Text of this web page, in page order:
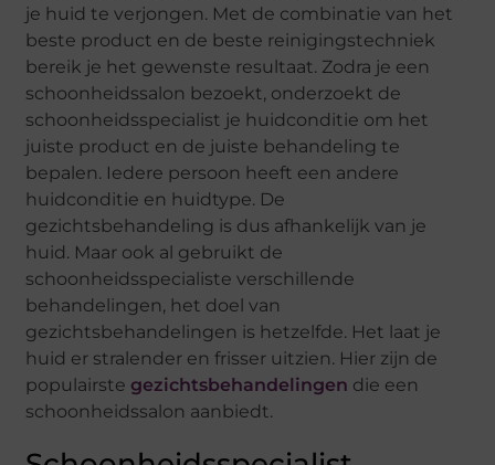
je huid te verjongen. Met de combinatie van het
beste product en de beste reinigingstechniek
bereik je het gewenste resultaat. Zodra je een
schoonheidssalon bezoekt, onderzoekt de
schoonheidsspecialist je huidconditie om het
juiste product en de juiste behandeling te
bepalen. Iedere persoon heeft een andere
huidconditie en huidtype. De
gezichtsbehandeling is dus afhankelijk van je
huid. Maar ook al gebruikt de
schoonheidsspecialiste verschillende
behandelingen, het doel van
gezichtsbehandelingen is hetzelfde. Het laat je
huid er stralender en frisser uitzien. Hier zijn de
populairstegezichtsbehandelingen die een
schoonheidssalon aanbiedt.